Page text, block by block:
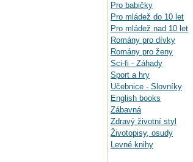
Pro babičky
Pro mládež do 10 let
Pro mládež nad 10 let
Romány pro dívky
Romány pro ženy
Sci-fi - Záhady
Sport a hry
Učebnice - Slovníky
English books
Zábavná
Zdravý životní styl
Životopisy, osudy
Levné knihy